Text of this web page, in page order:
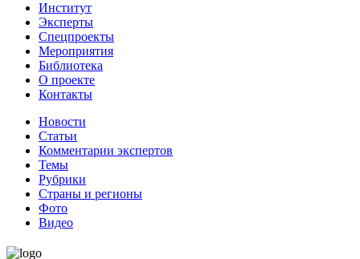
Институт
Эксперты
Спецпроекты
Мероприятия
Библиотека
О проекте
Контакты
Новости
Статьи
Комментарии экспертов
Темы
Рубрики
Страны и регионы
Фото
Видео